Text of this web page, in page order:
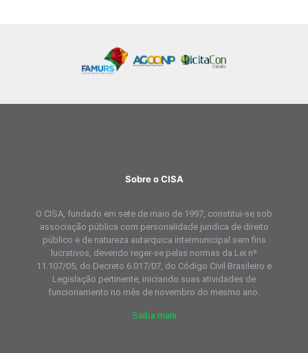
Sobre o CISA
O CISA, fundado em sete de maio de 1997, constitui-se sob
associação pública com personalidade juridica de direito
público e de natureza autarquica intermunicipal sem fins
lucrativos, devendo reger-se pelas normas da Lei nº
11.107/05, do Decreto 6.017/07, do Código Civil Brasileiro e
Legislação pertinente, iniciando suas atividades de
funcionamento no mês de novembro do mesmo ano.
Saiba mais